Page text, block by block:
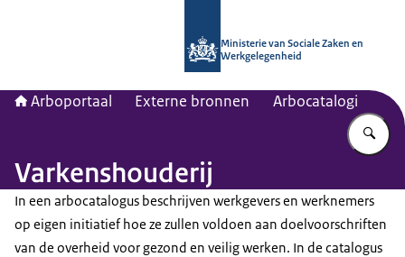
Ministerie van Sociale Zaken en
Werkgelegenheid
Arboportaal Externe bronnen Arbocatalogi
Varkenshouderij
In een arbocatalogus beschrijven werkgevers en werknemers
op eigen initiatief hoe ze zullen voldoen aan doelvoorschriften
van de overheid voor gezond en veilig werken. In de catalogus